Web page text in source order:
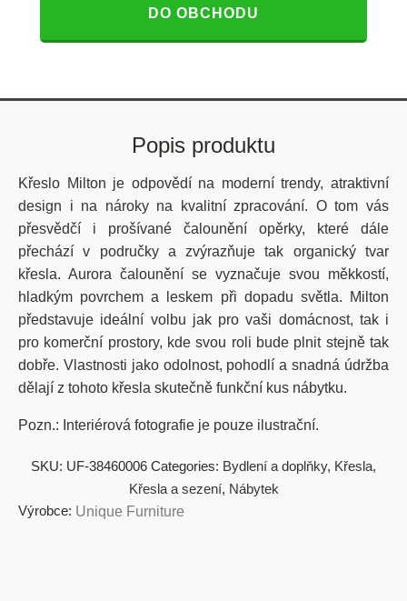
DO OBCHODU
Popis produktu
Křeslo Milton je odpovědí na moderní trendy, atraktivní
design i na nároky na kvalitní zpracování. O tom vás
přesvědčí i prošívané čalounění opěrky, které dále
přechází v područky a zvýrazňuje tak organický tvar
křesla. Aurora čalounění se vyznačuje svou měkkostí,
hladkým povrchem a leskem při dopadu světla. Milton
představuje ideální volbu jak pro vaši domácnost, tak i
pro komerční prostory, kde svou roli bude plnit stejně tak
dobře. Vlastnosti jako odolnost, pohodlí a snadná údržba
dělají z tohoto křesla skutečně funkční kus nábytku.
Pozn.: Interiérová fotografie je pouze ilustrační.
SKU: UF-38460006 Categories: Bydlení a doplňky, Křesla,
Křesla a sezení, Nábytek
Výrobce: Unique Furniture